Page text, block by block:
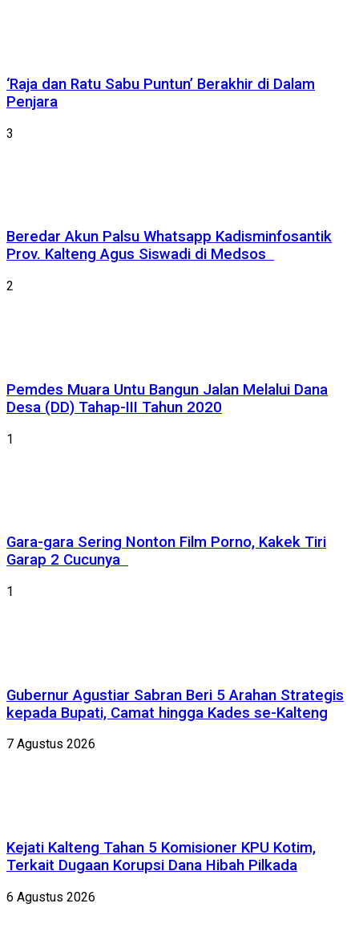
‘Raja dan Ratu Sabu Puntun’ Berakhir di Dalam
Penjara
3
Beredar Akun Palsu Whatsapp Kadisminfosantik
Prov. Kalteng Agus Siswadi di Medsos
2
Pemdes Muara Untu Bangun Jalan Melalui Dana
Desa (DD) Tahap-III Tahun 2020
1
Gara-gara Sering Nonton Film Porno, Kakek Tiri
Garap 2 Cucunya
1
Gubernur Agustiar Sabran Beri 5 Arahan Strategis
kepada Bupati, Camat hingga Kades se-Kalteng
7 Agustus 2026
Kejati Kalteng Tahan 5 Komisioner KPU Kotim,
Terkait Dugaan Korupsi Dana Hibah Pilkada
6 Agustus 2026